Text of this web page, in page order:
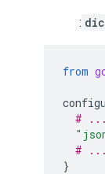
:
from
# ...
# ...
}